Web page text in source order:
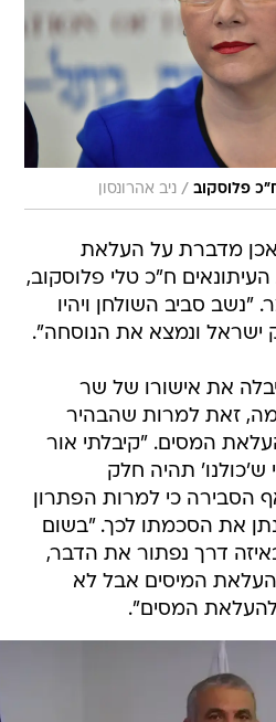
פלוסקוב / ניב אהרונסון
מדברת על העלאת
ח"כ טלי פלוסקוב,
סביב השולחן ויהיו
ישראל ונמצא את הנוסחה".
את אישורו של שר
זאת למרות שהבהיר
המסים. "קיבלתי אור
ש'כולנו' תהיה חלק
הסבירה כי למרות הפתרון
נתן את הסכמתו לכך. "בשום
דרך נפתור את הדבר,
המיסים אבל לא
המסים".